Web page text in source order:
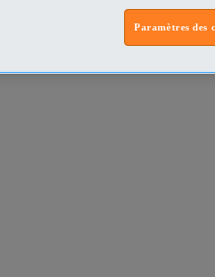
Paramètres des